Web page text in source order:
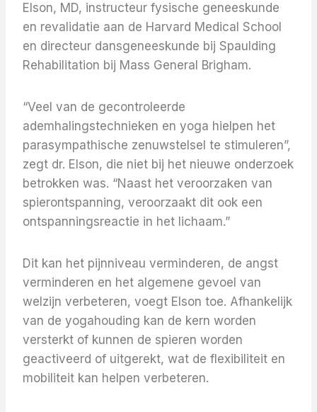
Elson, MD, instructeur fysische geneeskunde
en revalidatie aan de Harvard Medical School
en directeur dansgeneeskunde bij Spaulding
Rehabilitation bij Mass General Brigham.
“Veel van de gecontroleerde
ademhalingstechnieken en yoga hielpen het
parasympathische zenuwstelsel te stimuleren”,
zegt dr. Elson, die niet bij het nieuwe onderzoek
betrokken was. “Naast het veroorzaken van
spierontspanning, veroorzaakt dit ook een
ontspanningsreactie in het lichaam.”
Dit kan het pijnniveau verminderen, de angst
verminderen en het algemene gevoel van
welzijn verbeteren, voegt Elson toe. Afhankelijk
van de yogahouding kan de kern worden
versterkt of kunnen de spieren worden
geactiveerd of uitgerekt, wat de flexibiliteit en
mobiliteit kan helpen verbeteren.